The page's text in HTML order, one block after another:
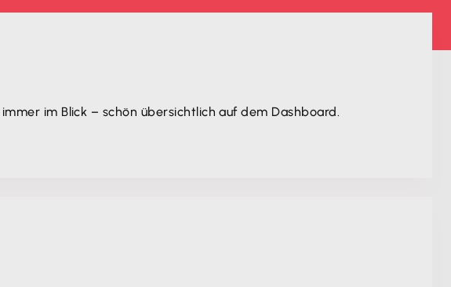
im Blick – schön übersichtlich auf dem Dashboard.